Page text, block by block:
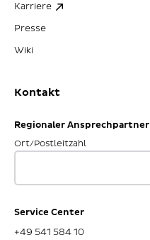
Karriere
Presse
Wiki
Kontakt
Regionaler Ansprechpartner
Ort/Postleitzahl
Service Center
+49 541 584 10